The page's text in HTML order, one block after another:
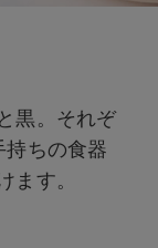
黒。それぞ
持ちの食器
ます。